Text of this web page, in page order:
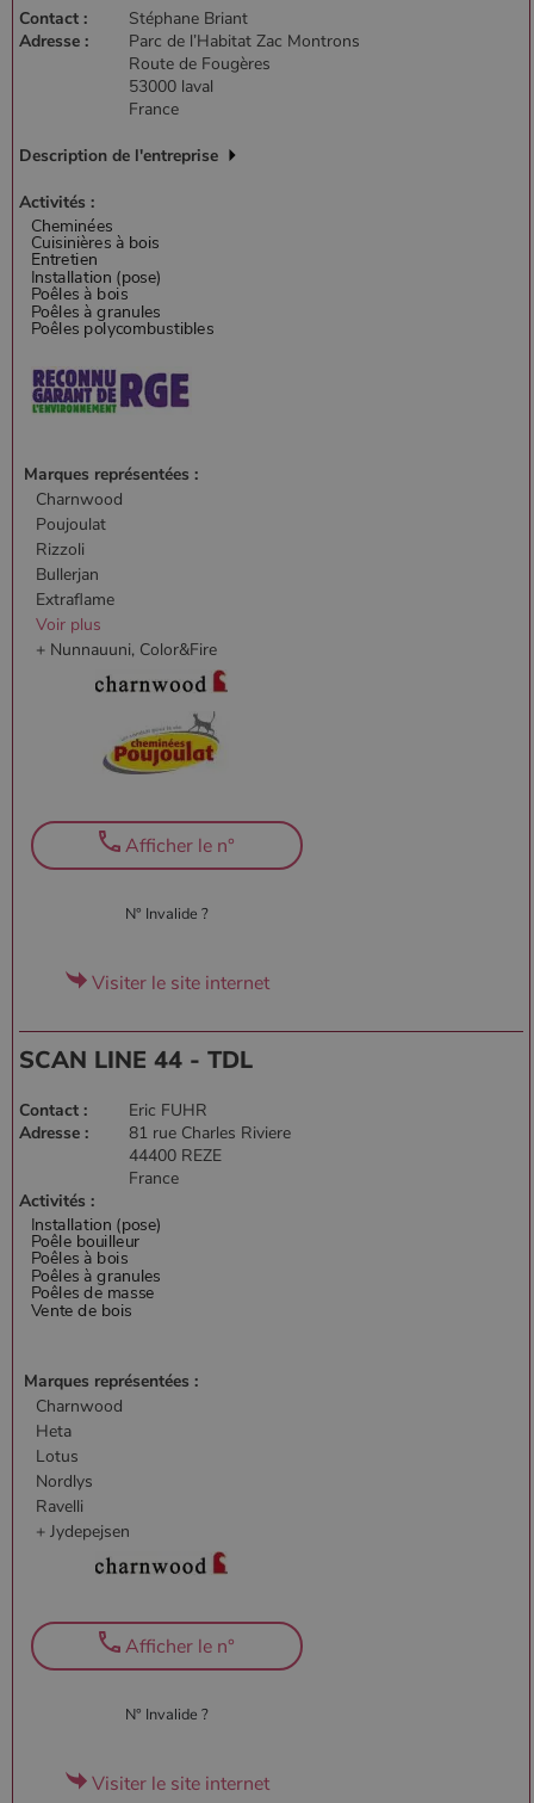
Contact :
Stéphane Briant
Adresse :
Parc de l’Habitat Zac Montrons
Route de Fougères
53000 laval
France
Description de l'entreprise
Activités :
Marques représentées :
Charnwood
Poujoulat
Rizzoli
Bullerjan
Extraflame
Voir plus
+ Nunnauuni, Color&Fire
N° Invalide ?
Afficher le n°
Visiter le site internet
SCAN LINE 44 - TDL
Contact :
Eric FUHR
Adresse :
81 rue Charles Riviere
44400 REZE
France
Activités :
Marques représentées :
Charnwood
Heta
Lotus
Nordlys
Ravelli
+ Jydepejsen
N° Invalide ?
Afficher le n°
Visiter le site internet